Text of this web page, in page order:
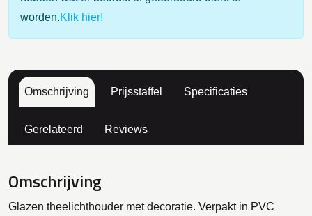
worden.Klik hier!
Omschrijving Prijsstaffel Specificaties
Gerelateerd Reviews
Omschrijving
Glazen theelichthouder met decoratie. Verpakt in PVC